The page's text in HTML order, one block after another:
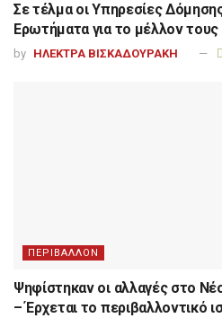
Σε τέλμα οι Υπηρεσίες
Ερωτήματα για το μέλλον τους
by ΗΛΕΚΤΡΑ ΒΙΣΚΑΔΟΥΡΑΚΗ
ΠΕΡΙΒΑΛΛΟΝ
Ψηφίστηκαν οι αλλαγές στο
– Έρχεται το περιβαλλοντικό